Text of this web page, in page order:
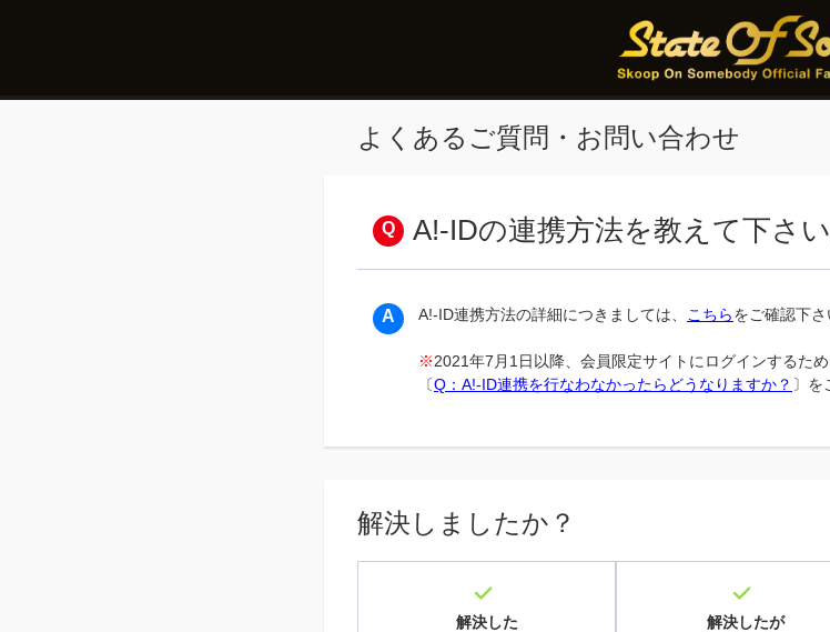
よくあるご質問・お問い合わせ
A!-IDの連携方法を教えて下さい
A!-ID連携方法の詳細につきましては、 こちらをご確認下さ
※2021年7月1日以降、会員限定サイトにログインするた
〔Q：A!-ID連携を行なわなかったらどうなりますか？ 〕を
解決しましたか？
解決した
解決したが